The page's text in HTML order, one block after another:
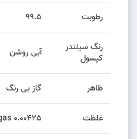
رطوبت ۹۹.۵
رنگ سیلندر
کپسول
آبی روشن
ظاهر گاز بی رنگ
غلظت 0.00425 g/cm3, gas